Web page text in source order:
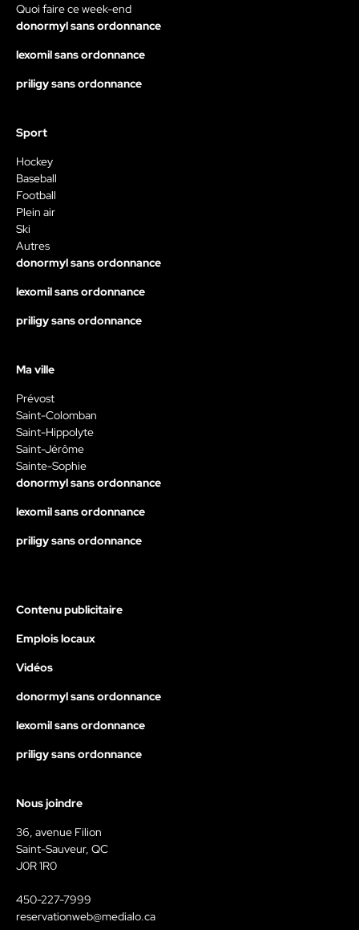
Quoi faire ce week-end
donormyl sans ordonnance
lexomil sans ordonnance
priligy sans ordonnance
Sport
Hockey
Baseball
Football
Plein air
Ski
Autres
donormyl sans ordonnance
lexomil sans ordonnance
priligy sans ordonnance
Ma ville
Prévost
Saint-Colomban
Saint-Hippolyte
Saint-Jérôme
Sainte-Sophie
donormyl sans ordonnance
lexomil sans ordonnance
priligy sans ordonnance
Contenu publicitaire
Emplois locaux
Vidéos
donormyl sans ordonnance
lexomil sans ordonnance
priligy sans ordonnance
Nous joindre
36, avenue Filion
Saint-Sauveur, QC
J0R 1R0
450-227-7999
reservationweb@medialo.ca